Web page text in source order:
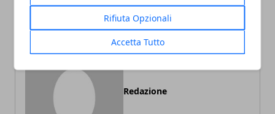
Rifiuta Opzionali
Accetta Tutto
Redazione